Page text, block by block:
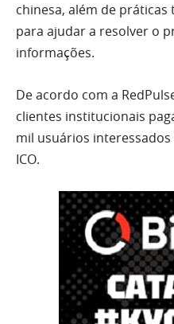
chinesa, além de
para ajudar a resolver o
informações.
De acordo com a
clientes institucionais
mil usuários
ICO.